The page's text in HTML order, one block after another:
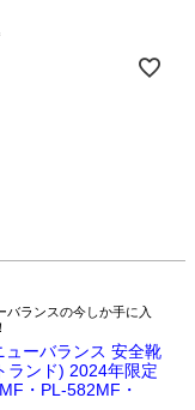
バランスの今しか手に入
ューバランス 安全靴
ランド) 2024年限定
・PL-582MF・